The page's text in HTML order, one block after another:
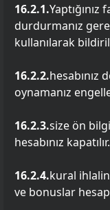
16.2.1.
durdurmanız
kullanılarak
16.2.2.hesabınız
oynamanız
16.2.3.size ön
hesabınız kapatılır.
16.2.4.kural
ve bonuslar